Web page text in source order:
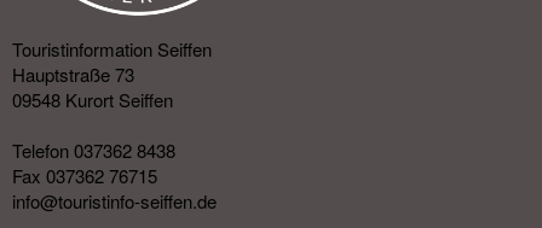
Touristinformation Seiffen
Hauptstraße 73
09548 Kurort Seiffen
Telefon 037362 8438
Fax 037362 76715
info@touristinfo-seiffen.de